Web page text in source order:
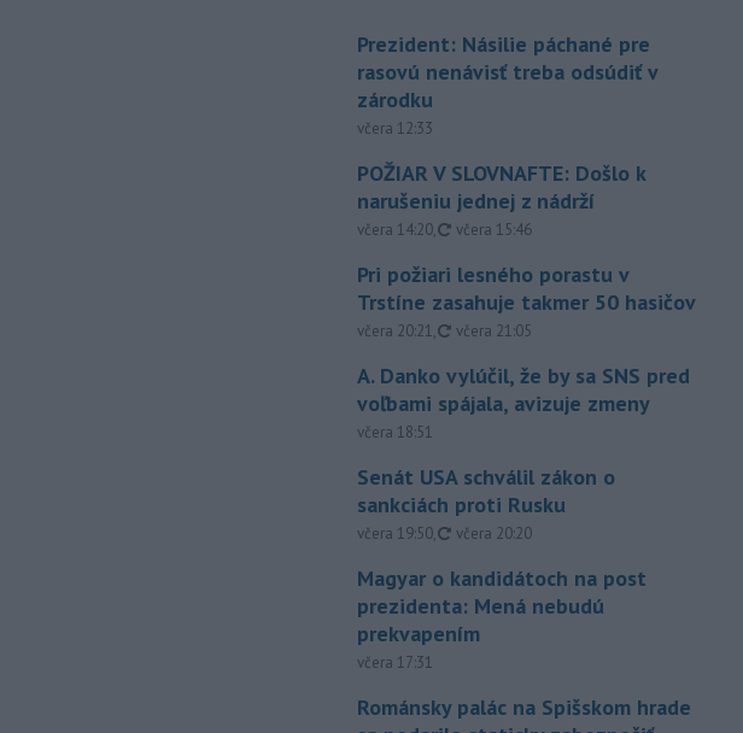
Prezident: Násilie páchané pre
rasovú nenávisť treba odsúdiť v
zárodku
včera 12:33
POŽIAR V SLOVNAFTE: Došlo k
narušeniu jednej z nádrží
včera 14:20, aktualizované
včera 15:46
Pri požiari lesného porastu v
Trstíne zasahuje takmer 50 hasičov
včera 20:21, aktualizované
včera 21:05
A. Danko vylúčil, že by sa SNS pred
voľbami spájala, avizuje zmeny
včera 18:51
Senát USA schválil zákon o
sankciách proti Rusku
včera 19:50, aktualizované
včera 20:20
Magyar o kandidátoch na post
prezidenta: Mená nebudú
prekvapením
včera 17:31
Románsky palác na Spišskom hrade